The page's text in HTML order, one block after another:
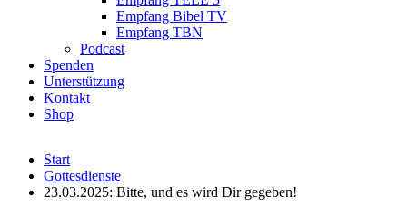
Empfang Bibel TV
Empfang TBN
Podcast
Spenden
Unterstützung
Kontakt
Shop
Start
Gottesdienste
23.03.2025: Bitte, und es wird Dir gegeben!